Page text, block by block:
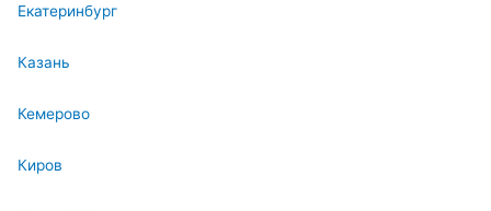
Екатеринбург
Казань
Кемерово
Киров